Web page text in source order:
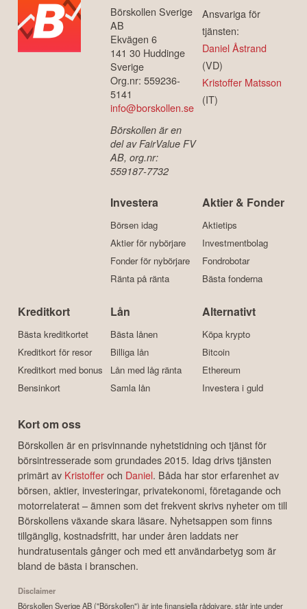
Börskollen Sverige
AB
Ekvägen 6
141 30 Huddinge
Sverige
Org.nr: 559236-
5141
info@borskollen.se
Börskollen är en
del av FairValue FV
AB, org.nr:
559187-7732
Ansvariga för
tjänsten:
Daniel Åstrand
(VD)
Kristoffer Matsson
(IT)
Investera
Börsen idag
Aktier för nybörjare
Fonder för nybörjare
Ränta på ränta
Aktier & Fonder
Aktietips
Investmentbolag
Fondrobotar
Bästa fonderna
Kreditkort
Bästa kreditkortet
Kreditkort för resor
Kreditkort med bonus
Bensinkort
Lån
Bästa lånen
Billiga lån
Lån med låg ränta
Samla lån
Alternativt
Köpa krypto
Bitcoin
Ethereum
Investera i guld
Kort om oss
Börskollen är en prisvinnande nyhetstidning och tjänst för
börsintresserade som grundades 2015. Idag drivs tjänsten
primärt av Kristofferoch Daniel. Båda har stor erfarenhet av
börsen, aktier, investeringar, privatekonomi, företagande och
motorrelaterat – ämnen som det frekvent skrivs nyheter om till
Börskollens växande skara läsare. Nyhetsappen som finns
tillgänglig, kostnadsfritt, har under åren laddats ner
hundratusentals gånger och med ett användarbetyg som är
bland de bästa i branschen.
Disclaimer
Börskollen Sverige AB ("Börskollen") är inte finansiella rådgivare, står inte under